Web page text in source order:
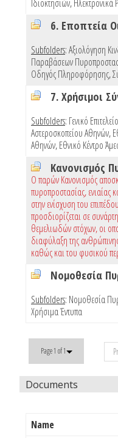
Ιδιοκτησιών,Ηλεκτρονικά
Subfolders:Αξιολόγηση
Παραβάσεων
Οδηγός Πληροφόρησης,
7. Χρήσιμοι
Subfolders: Γενικό
Αστεροσκοπείου Αθηνών,
Αθηνών,Εθνικό Κέντρο
Ο παρών Κανονισμός
πυροπροστασίας, ενιαίας
στην ενίσχυση του
προσδιορίζεται σε
θεμελιωδών στόχων, οι
διαφύλαξη της
καθώς και του φυσικού
Subfolders: Νομοθεσία
Χρήσιμα Έντυπα
Page 1 of 1
Documents
Name